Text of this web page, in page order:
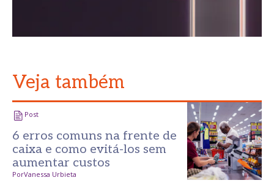
Veja também
Post
6 erros comuns na frente de
caixa e como evitá-los sem
aumentar custos
PorVanessa Urbieta